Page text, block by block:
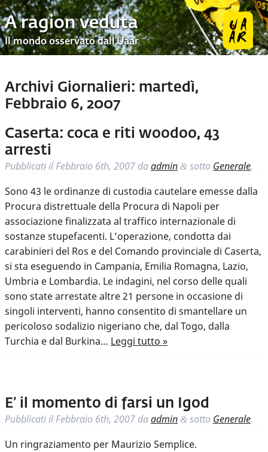
A ragion veduta
Il mondo osservato dall’Uaar
Archivi Giornalieri: martedì,
Febbraio 6, 2007
Caserta: coca e riti woodoo, 43
arresti
Pubblicati ilFebbraio 6th, 2007 daadmin & sotto Generale.
Sono 43 le ordinanze di custodia cautelare emesse dalla
Procura distrettuale della Procura di Napoli per
associazione finalizzata al traffico internazionale di
sostanze stupefacenti. L’operazione, condotta dai
carabinieri del Ros e del Comando provinciale di Caserta,
si sta eseguendo in Campania, Emilia Romagna, Lazio,
Umbria e Lombardia. Le indagini, nel corso delle quali
sono state arrestate altre 21 persone in occasione di
singoli interventi, hanno consentito di smantellare un
pericoloso sodalizio nigeriano che, dal Togo, dalla
Turchia e dal Burkina… Leggi tutto »
E’ il momento di farsi un Igod
Pubblicati ilFebbraio 6th, 2007 daadmin & sotto Generale.
Un ringraziamento per Maurizio Semplice.